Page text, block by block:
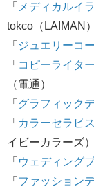
「 メディカルイ
tokco（LAIMAN）
「 ジュエリーコ
「 コピーライター
（電通）
「 グラフィック
「 カラーセラピ
イビーカラーズ）
「 ウェディング
「 ファッション